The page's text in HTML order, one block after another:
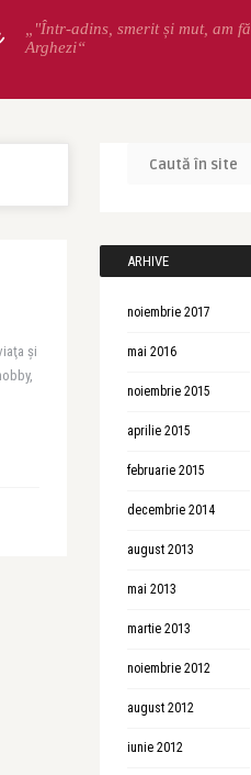
„"Într-adins, smerit și mut, am
Arghezi“
şi
ARHIVE
noiembrie 2017
mai 2016
noiembrie 2015
aprilie 2015
februarie 2015
decembrie 2014
august 2013
mai 2013
martie 2013
noiembrie 2012
august 2012
iunie 2012